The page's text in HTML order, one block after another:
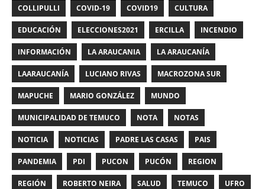
COLLIPULLI COVID-19 COVID19 CULTURA
EDUCACIÓN ELECCIONES2021 ERCILLA INCENDIO
INFORMACIÓN LA ARAUCANIA LA ARAUCANÍA
LAARAUCANÍA LUCIANO RIVAS MACROZONA SUR
MAPUCHE MARIO GONZÁLEZ MUNDO
MUNICIPALIDAD DE TEMUCO NOTA NOTAS
NOTICIA NOTICIAS PADRE LAS CASAS PAIS
PANDEMIA PDI PUCON PUCÓN REGION
REGIÓN ROBERTO NEIRA SALUD TEMUCO UFRO